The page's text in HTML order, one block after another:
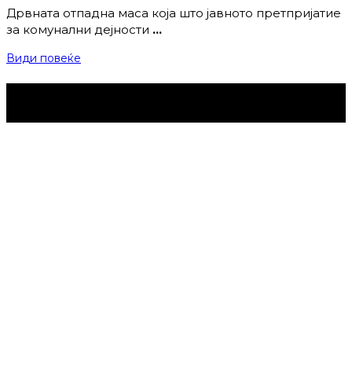
Дрвната отпадна маса која што јавното претпријатие
за комунални дејности …
Види повеќе